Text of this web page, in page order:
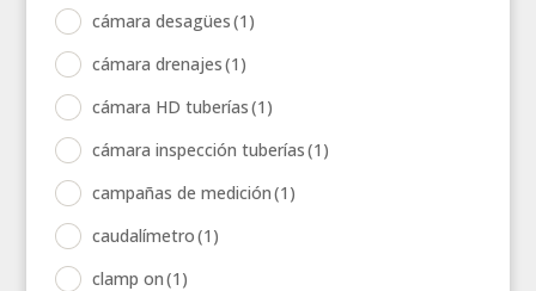
cámara desagües(1)
cámara drenajes(1)
cámara HD tuberías(1)
cámara inspección tuberías(1)
campañas de medición(1)
caudalímetro(1)
clamp on(1)